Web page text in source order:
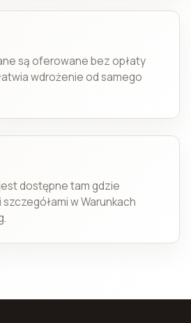
są oferowane bez opłaty
wdrożenie od samego
dostępne tam gdzie
w Warunkach